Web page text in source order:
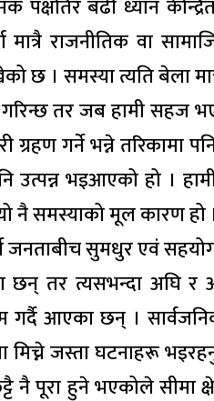
पक्षतिर बढी ध्यान
मात्रै राजनीतिक वा
छ । समस्या त्यति बेला
गरिन्छ तर जब हामी
ग्रहण गर्ने भन्ने तरिकामा
उत्पन्न भइआएको हो ।
नै समस्याको मूल कारण हो ।
जनताबीच सुमधुर एवं
छन् तर त्यसभन्दा अघि
गर्दै आएका छन् ।
मिच्ने जस्ता घटनाहरू
नै पूरा हुने भएकोले सीमा